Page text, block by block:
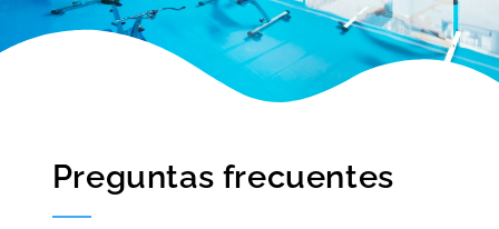
Preguntas frecuentes